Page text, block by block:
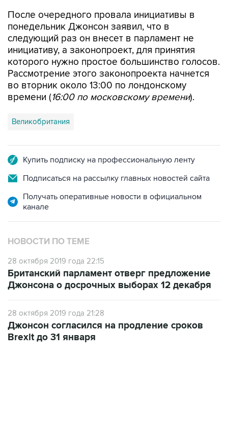
следующий раз он внесет в парламент не
инициативу, а законопроект, для принятия
которого нужно простое большинство голосов.
Рассмотрение этого законопроекта начнется
во вторник около 13:00 по лондонскому
времени (16:00 по московскому времени).
Великобритания
Подписаться на рассылку главных новостей сайта
Получать оперативные новости в официальном
НОВОСТИ ПО ТЕМЕ
28 октября 2019 года 22:15
Джонсона о досрочных выборах 12 декабря
28 октября 2019 года 21:28
Brexit до 31 января